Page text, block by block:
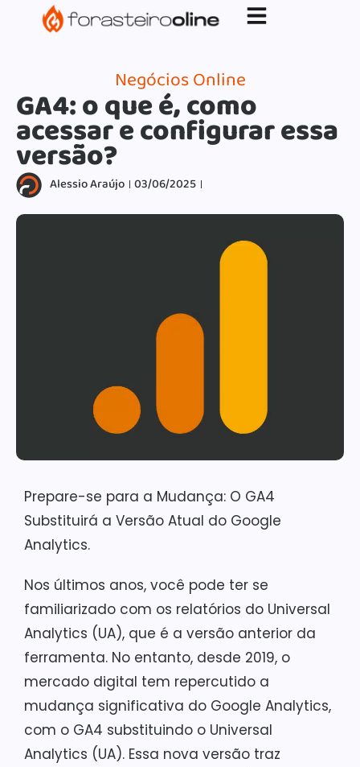
G-XVBZZCFH00pub-5970489886047746AW-
17954400846.
Negócios Online
GA4: o que é, como
acessar e configurar essa
versão?
Alessio Araújo 03/06/2025
Prepare-se para a Mudança: O GA4
Substituirá a Versão Atual do Google
Analytics.
Nos últimos anos, você pode ter se
familiarizado com os relatórios do Universal
Analytics (UA), que é a versão anterior da
ferramenta. No entanto, desde 2019, o
mercado digital tem repercutido a
mudança significativa do Google Analytics,
com o GA4 substituindo o Universal
Analytics (UA). Essa nova versão traz